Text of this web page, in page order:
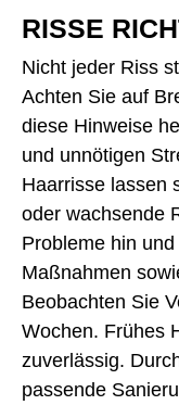
RISSE
Nicht jeder Riss
Achten Sie auf
diese Hinweise
und unnötigen
Haarrisse lassen
oder wachsende
Probleme hin
Maßnahmen
Beobachten Sie
Wochen. Frühes
zuverlässig.
passende